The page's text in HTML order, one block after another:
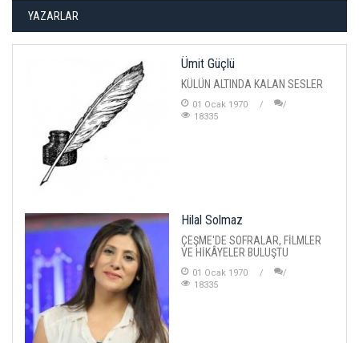
YAZARLAR
Ümit Güçlü
KÜLÜN ALTINDA KALAN SESLER
01 Ocak 1970
18335
Hilal Solmaz
ÇEŞME'DE SOFRALAR, FİLMLER
VE HİKÂYELER BULUŞTU
01 Ocak 1970
18335